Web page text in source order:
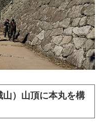
）山頂に本丸を構